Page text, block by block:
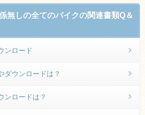
無しの全てのバイクの関連書類Q＆
ンロード
ダウンロードは？
ンロードは？